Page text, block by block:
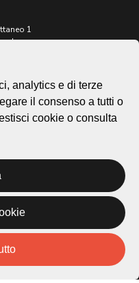
1
50
analytics e di terze
il consenso a tutti o
cookie o consulta